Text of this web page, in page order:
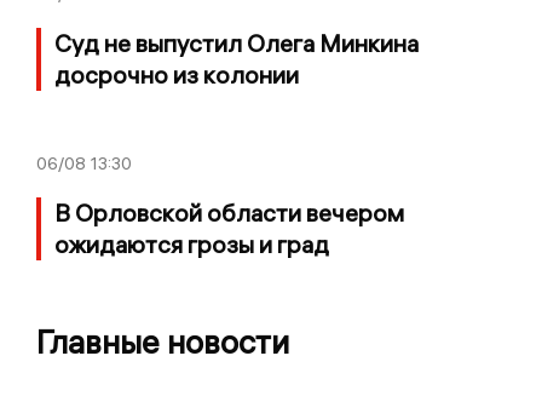
Суд не выпустил Олега Минкина
досрочно из колонии
06/08 13:30
В Орловской области вечером
ожидаются грозы и град
Главные новости